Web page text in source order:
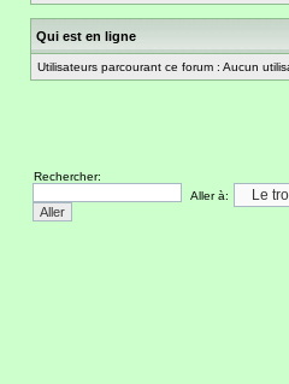
Qui est en ligne
Utilisateurs parcourant ce forum : Aucun
Rechercher:
Aller à: